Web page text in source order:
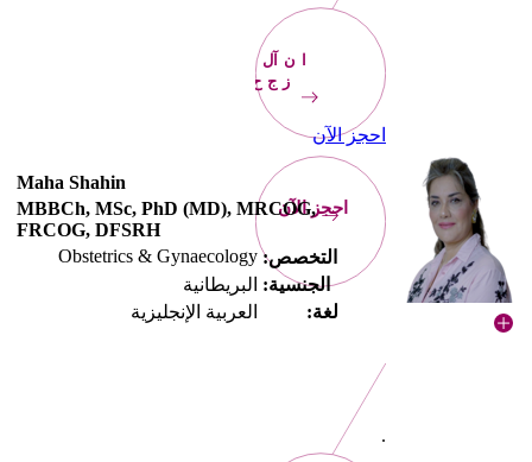
احجز
الآن
احجز الآن
احجز الآن
Maha Shahin
MBBCh, MSc, PhD (MD), MRCOG,
FRCOG, DFSRH
التخصص: Obstetrics & Gynaecology
الجنسية: البريطانية
لغة:
العربية الإنجليزية
.